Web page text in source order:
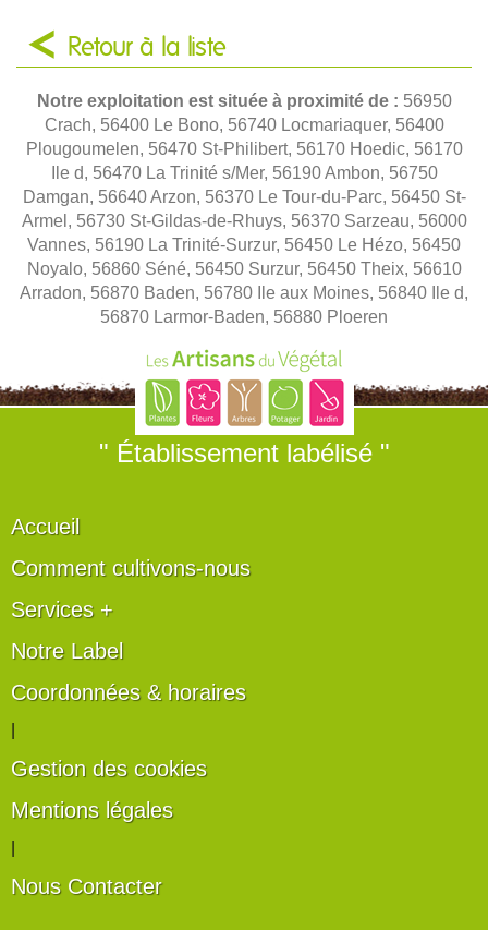
Retour à la liste
Notre exploitation est située à proximité de : 56950
Crach, 56400 Le Bono, 56740 Locmariaquer, 56400
Plougoumelen, 56470 St-Philibert, 56170 Hoedic, 56170
Ile d, 56470 La Trinité s/Mer, 56190 Ambon, 56750
Damgan, 56640 Arzon, 56370 Le Tour-du-Parc, 56450 St-
Armel, 56730 St-Gildas-de-Rhuys, 56370 Sarzeau, 56000
Vannes, 56190 La Trinité-Surzur, 56450 Le Hézo, 56450
Noyalo, 56860 Séné, 56450 Surzur, 56450 Theix, 56610
Arradon, 56870 Baden, 56780 Ile aux Moines, 56840 Ile d,
56870 Larmor-Baden, 56880 Ploeren
" Établissement labélisé "
Accueil
Comment cultivons-nous
Services +
Notre Label
Coordonnées & horaires
Gestion des cookies
Mentions légales
Nous Contacter